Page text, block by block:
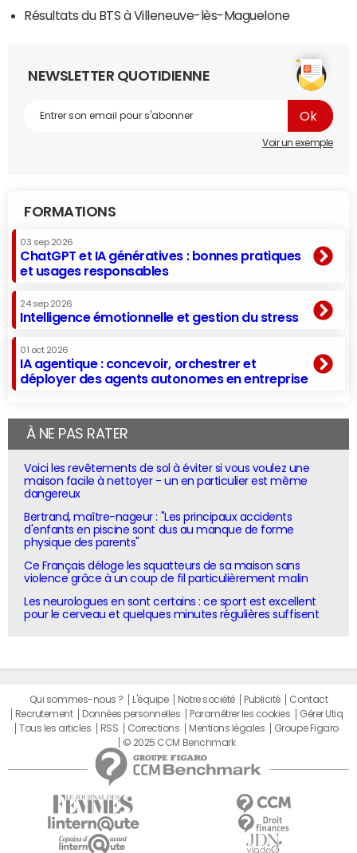
Résultats du BTS à Villeneuve-lès-Maguelone
NEWSLETTER QUOTIDIENNE
Voir un exemple
FORMATIONS
03 sep 2026
ChatGPT et IA génératives : bonnes pratiques
et usages responsables
24 sep 2026
Intelligence émotionnelle et gestion du stress
01 oct 2026
IA agentique : concevoir, orchestrer et
déployer des agents autonomes en entreprise
À NE PAS RATER
Voici les revêtements de sol à éviter si vous voulez une
maison facile à nettoyer - un en particulier est même
dangereux
Bertrand, maître-nageur : "Les principaux accidents
d'enfants en piscine sont dus au manque de forme
physique des parents"
Ce Français déloge les squatteurs de sa maison sans
violence grâce à un coup de fil particulièrement malin
Les neurologues en sont certains : ce sport est excellent
pour le cerveau et quelques minutes régulières suffisent
Qui sommes-nous ? L'équipe Notre société Publicité
Contact
Recrutement
Données personnelles Paramétrer les cookies
Gérer Utiq
Tous les articles
RSS Corrections Mentions légales
Groupe Figaro
© 2025 CCM Benchmark